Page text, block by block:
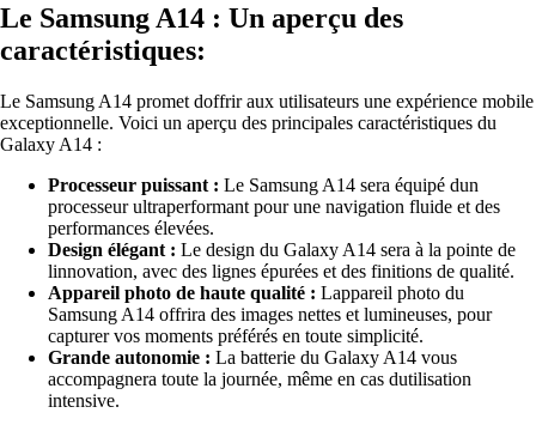
Le Samsung A14 : Un aperçu des
caractéristiques:
Le Samsung A14 promet doffrir aux utilisateurs une expérience mobile
exceptionnelle. Voici un aperçu des principales caractéristiques du
Galaxy A14 :
Processeur puissant : Le Samsung A14 sera équipé dun
processeur ultraperformant pour une navigation fluide et des
performances élevées.
Design élégant : Le design du Galaxy A14 sera à la pointe de
linnovation, avec des lignes épurées et des finitions de qualité.
Appareil photo de haute qualité : Lappareil photo du
Samsung A14 offrira des images nettes et lumineuses, pour
capturer vos moments préférés en toute simplicité.
Grande autonomie : La batterie du Galaxy A14 vous
accompagnera toute la journée, même en cas dutilisation
intensive.